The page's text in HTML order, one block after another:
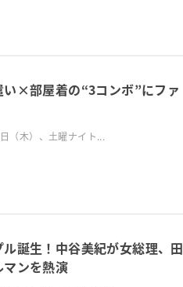
×部屋着の“3コンボ”にファ
（木）、土曜ナイト...
誕生！中谷美紀が女総理、田
ンを熱演